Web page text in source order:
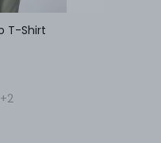
T-Shirt
+2